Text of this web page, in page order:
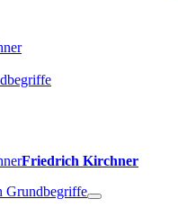
Friedrich Kirchner
Grundbegriffe